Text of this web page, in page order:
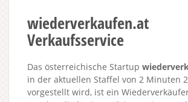
wiederverkaufen.at
Verkaufsservice
Das österreichische Startup
in der aktuellen Staffel von 2 Minuten
vorgestellt wird, ist ein